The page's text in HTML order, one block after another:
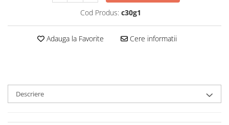
Set bijuterii
Bijuterii aliaj metalic
Colier / Pandantiv
Cod Produs: c30g1
Adauga la Favorite Cere informatii
Descriere